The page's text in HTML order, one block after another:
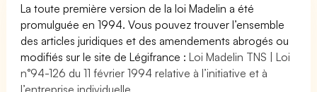
La toute première version de la loi Madelin a été
promulguée en 1994. Vous pouvez trouver l’ensemble
des articles juridiques et des amendements abrogés ou
modifiés sur le site de Légifrance :Loi Madelin TNS | Loi
n°94-126 du 11 février 1994 relative à l’initiative et à
l’entreprise individuelle